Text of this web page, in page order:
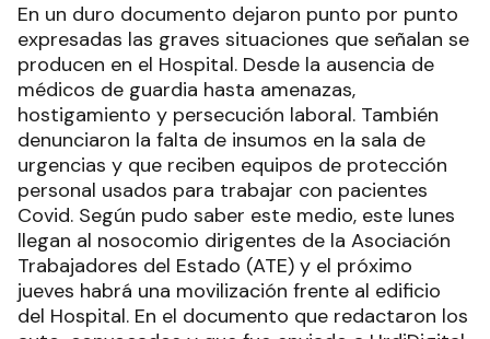
En un duro documento dejaron punto por punto
expresadas las graves situaciones que señalan se
producen en el Hospital. Desde la ausencia de
médicos de guardia hasta amenazas,
hostigamiento y persecución laboral. También
denunciaron la falta de insumos en la sala de
urgencias y que reciben equipos de protección
personal usados para trabajar con pacientes
Covid. Según pudo saber este medio, este lunes
llegan al nosocomio dirigentes de la Asociación
Trabajadores del Estado (ATE) y el próximo
jueves habrá una movilización frente al edificio
del Hospital. En el documento que redactaron los